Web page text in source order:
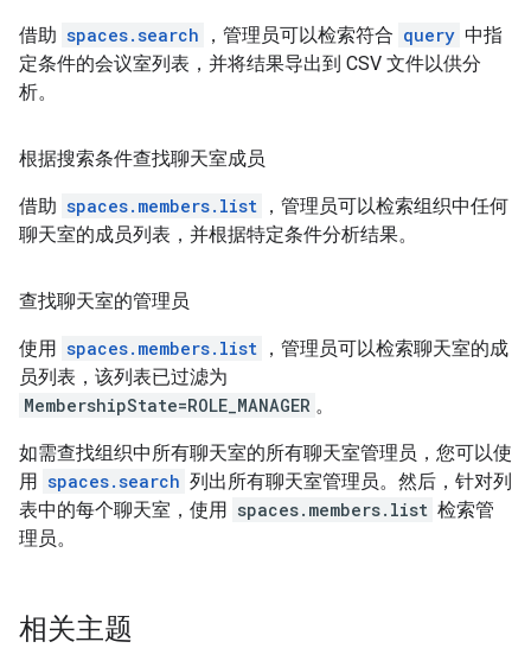
借助 spaces.search ，管理员可以检索符合 query 中指
定条件的会议室列表，并将结果导出到 CSV 文件以供分
析。
根据搜索条件查找聊天室成员
借助 spaces.members.list ，管理员可以检索组织中任何
聊天室的成员列表，并根据特定条件分析结果。
查找聊天室的管理员
使用 spaces.members.list ，管理员可以检索聊天室的成
员列表，该列表已过滤为
MembershipState=ROLE_MANAGER 。
如需查找组织中所有聊天室的所有聊天室管理员，您可以使
用 spaces.search 列出所有聊天室管理员。然后，针对列
表中的每个聊天室，使用 spaces.members.list 检索管
理员。
相关主题